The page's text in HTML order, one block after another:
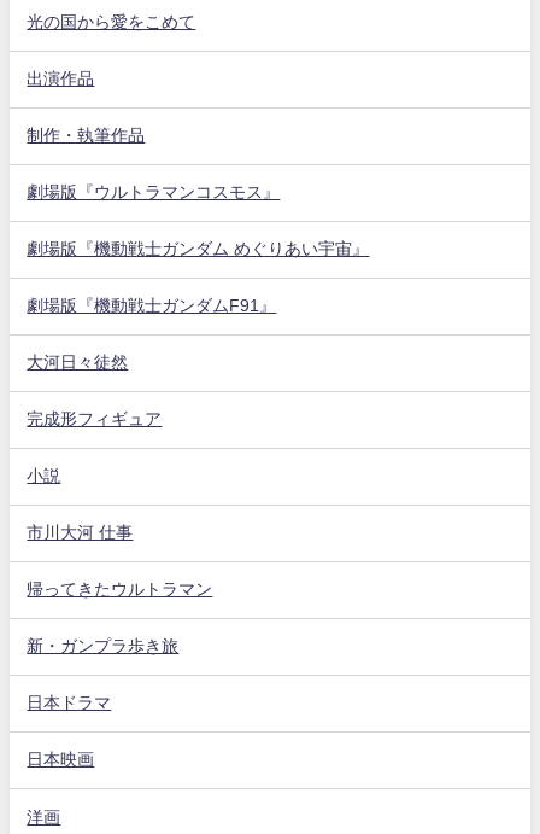
光の国から愛をこめて
出演作品
制作・執筆作品
劇場版『ウルトラマンコスモス』
劇場版『機動戦士ガンダム めぐりあい宇宙』
劇場版『機動戦士ガンダムF91』
大河日々徒然
完成形フィギュア
小説
市川大河 仕事
帰ってきたウルトラマン
新・ガンプラ歩き旅
日本ドラマ
日本映画
洋画